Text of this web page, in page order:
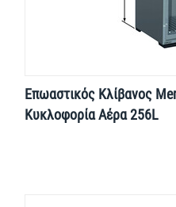
Επωαστικός Κλίβανος
Κυκλοφορία Αέρα 256L